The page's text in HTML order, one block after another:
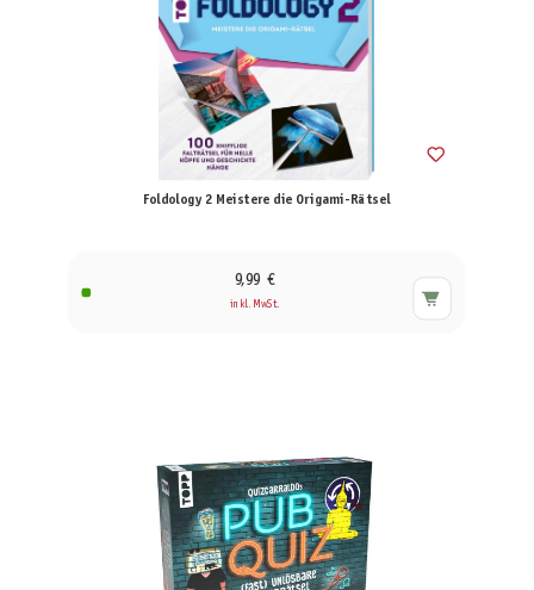
Foldology 2 Meistere die Origami-Rätsel
9,99 €
inkl. MwSt.